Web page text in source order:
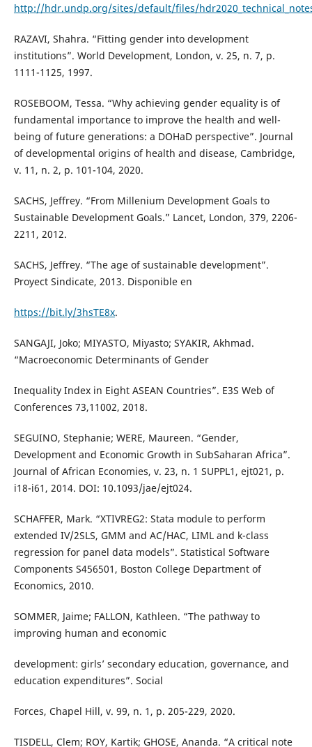
http://hdr.undp.org/sites/default/files/
RAZAVI, Shahra. “Fitting gender into development
institutions”. World Development, London, v. 25, n. 7, p.
1111-1125, 1997.
ROSEBOOM, Tessa. “Why achieving gender equality is of
fundamental importance to improve the health and well-
being of future generations: a DOHaD perspective”. Journal
of developmental origins of health and disease, Cambridge,
v. 11, n. 2, p. 101-104, 2020.
SACHS, Jeffrey. “From Millenium Development Goals to
Sustainable Development Goals.” Lancet, London, 379, 2206-
2211, 2012.
SACHS, Jeffrey. “The age of sustainable development”.
Proyect Sindicate, 2013. Disponible en
https://bit.ly/3hsTE8x.
SANGAJI, Joko; MIYASTO, Miyasto; SYAKIR, Akhmad.
“Macroeconomic Determinants of Gender
Inequality Index in Eight ASEAN Countries”. E3S Web of
Conferences 73,11002, 2018.
SEGUINO, Stephanie; WERE, Maureen. “Gender,
Development and Economic Growth in SubSaharan Africa”.
Journal of African Economies, v. 23, n. 1 SUPPL1, ejt021, p.
i18-i61, 2014. DOI: 10.1093/jae/ejt024.
SCHAFFER, Mark. “XTIVREG2: Stata module to perform
extended IV/2SLS, GMM and AC/HAC, LIML and k-class
regression for panel data models”. Statistical Software
Components S456501, Boston College Department of
Economics, 2010.
SOMMER, Jaime; FALLON, Kathleen. “The pathway to
improving human and economic
development: girls’ secondary education, governance, and
education expenditures”. Social
Forces, Chapel Hill, v. 99, n. 1, p. 205-229, 2020.
TISDELL, Clem; ROY, Kartik; GHOSE, Ananda. “A critical note